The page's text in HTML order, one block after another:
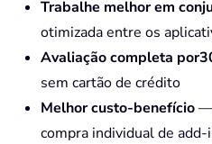
Trabalhe melhor em
otimizada entre os
Avaliação completa
sem cartão de crédito
Melhor custo-benefício—
compra individual de add-